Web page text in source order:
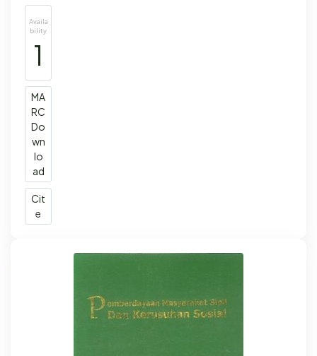
Availa
bility
1
MA
RC
Do
wn
lo
ad
Cit
e